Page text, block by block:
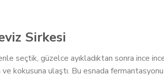
Sirkesi
seçtik, güzelce ayıkladıktan sonra ince
kokusuna ulaştı. Bu esnada fermantasyonu